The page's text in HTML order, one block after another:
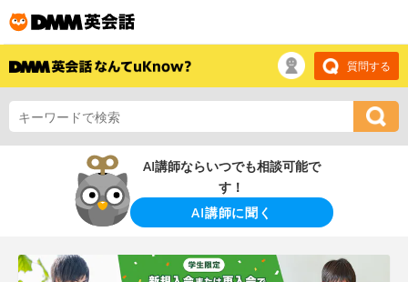
質問する
AI講師ならいつでも相談可能で
す！
AI講師に聞く